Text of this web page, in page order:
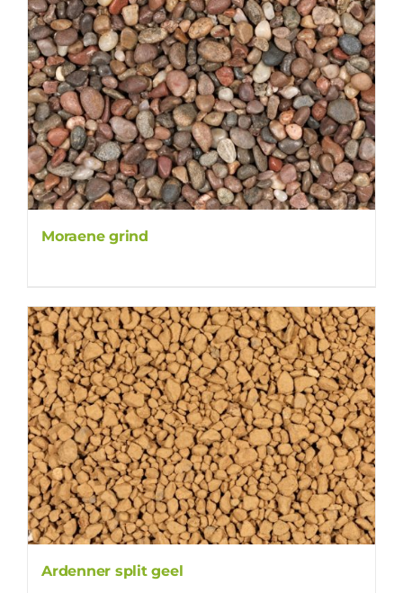
Moraene grind
Ardenner split geel